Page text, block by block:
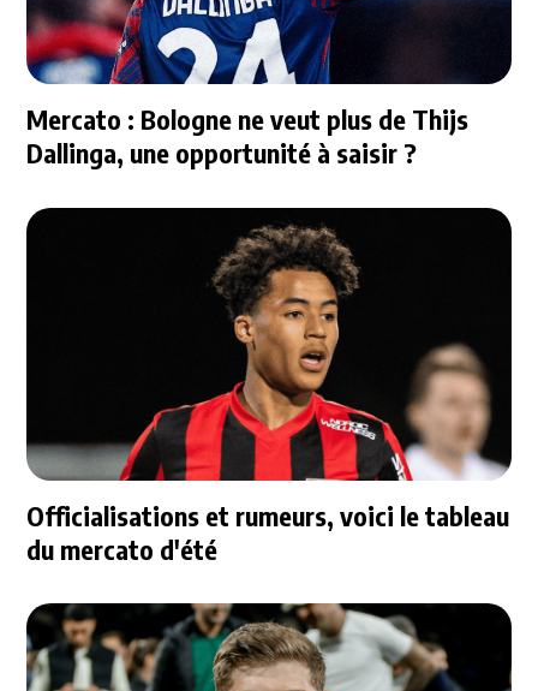
Mercato : Bologne ne veut plus de Thijs
Dallinga, une opportunité à saisir ?
Officialisations et rumeurs, voici le tableau
du mercato d'été